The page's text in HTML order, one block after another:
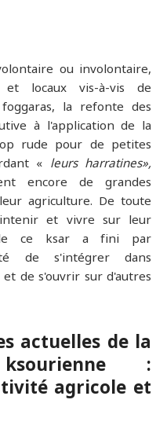
ou involontaire,
et locaux vis-à-vis de
la refonte des
à l'application de la
rude pour de petites
« leurs harratines»,
encore de grandes
agriculture. De toute
et vivre sur leur
ce ksar a fini par
de s'intégrer dans
de s'ouvrir sur d'autres
actuelles de la
:
agricole et